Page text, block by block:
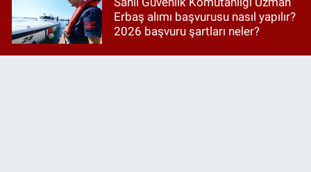
Erbaş alımı başvurusu nasıl yapılır?
2026 başvuru şartları neler?